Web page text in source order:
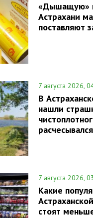
«Дышащую»
Астрахани
поставляют
7 августа 2026,
В
нашли
расчесывался
7 августа 2026,
Какие
стоят